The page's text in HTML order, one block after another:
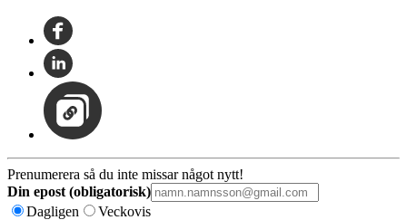
Prenumerera så du inte missar något nytt!
Din epost (obligatorisk)
Dagligen
Veckovis